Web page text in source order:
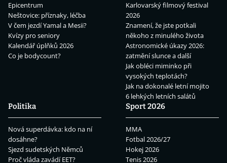
Epicentrum
Neštovice: příznaky, léčba
V čem jezdí Yamal a Mesii?
Kvízy pro seniory
Kalendář úplňků 2026
Co je bodycount?
Karlovarský filmový festival
2026
Znamení, že jste potkali
někoho z minulého života
Astronomické úkazy 2026:
zatmění slunce a další
Jak obléci miminko při
vysokých teplotách?
Jak na dokonalé letní mojito
6 lehkých letních salátů
Politika
Nová superdávka: kdo na ní
dosáhne?
Sjezd sudetských Němců
Proč vláda zavádí EET?
Sport 2026
MMA
Fotbal 2026/27
Hokej 2026
Tenis 2026